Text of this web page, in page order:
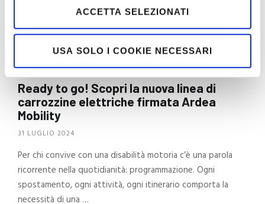
ACCETTA SELEZIONATI
USA SOLO I COOKIE NECESSARI
Ready to go! Scopri la nuova linea di
carrozzine elettriche firmata Ardea
Mobility
31 LUGLIO 2024
Per chi convive con una disabilità motoria c’è una parola
ricorrente nella quotidianità: programmazione. Ogni
spostamento, ogni attività, ogni itinerario comporta la
necessità di una …